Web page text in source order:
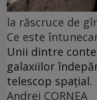
la răscruce de
Ce este
Unii dintre
galaxiilor
telescop spațial.
Andrei CORNEA